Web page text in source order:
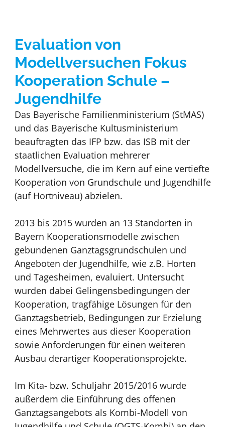
Evaluation von
Modellversuchen Fokus
Kooperation Schule –
Jugendhilfe
Das Bayerische Familienministerium (StMAS)
und das Bayerische Kultusministerium
beauftragten das IFP bzw. das ISB mit der
staatlichen Evaluation mehrerer
Modellversuche, die im Kern auf eine vertiefte
Kooperation von Grundschule und Jugendhilfe
(auf Hortniveau) abzielen.
2013 bis 2015 wurden an 13 Standorten in
Bayern Kooperationsmodelle zwischen
gebundenen Ganztagsgrundschulen und
Angeboten der Jugendhilfe, wie z.B. Horten
und Tagesheimen, evaluiert. Untersucht
wurden dabei Gelingensbedingungen der
Kooperation, tragfähige Lösungen für den
Ganztagsbetrieb, Bedingungen zur Erzielung
eines Mehrwertes aus dieser Kooperation
sowie Anforderungen für einen weiteren
Ausbau derartiger Kooperationsprojekte.
Im Kita- bzw. Schuljahr 2015/2016 wurde
außerdem die Einführung des offenen
Ganztagsangebots als Kombi-Modell von